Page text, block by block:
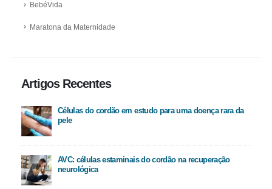
BebéVida
Maratona da Maternidade
Artigos Recentes
Células do cordão em estudo para uma doença rara da
pele
AVC: células estaminais do cordão na recuperação
neurológica